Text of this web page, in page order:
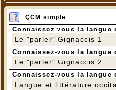
QCM simple
Connaissez-vous la langue
Le "parler" Gignacois 1
Connaissez-vous la langue
Le "parler" Gignacois 2
Connaissez-vous la langue
Langue et littérature